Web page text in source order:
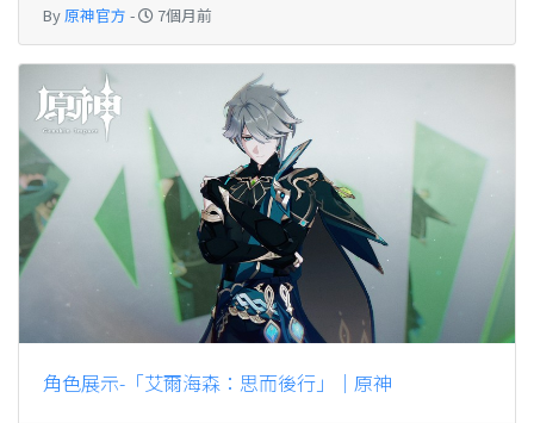
By 原神官方 - 7個月前
角色展示-「艾爾海森：思而後行」｜原神